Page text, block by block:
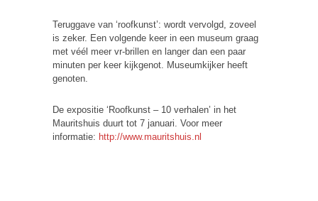
Teruggave van ‘roofkunst’: wordt vervolgd, zoveel
is zeker. Een volgende keer in een museum graag
met véél meer vr-brillen en langer dan een paar
minuten per keer kijkgenot. Museumkijker heeft
genoten.
De expositie ‘Roofkunst – 10 verhalen’ in het
Mauritshuis duurt tot 7 januari. Voor meer
informatie: http://www.mauritshuis.nl